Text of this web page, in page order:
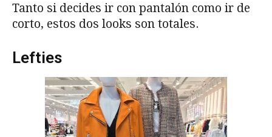
Tanto si decides ir con pantalón como ir de
corto, estos dos looks son totales.
Lefties